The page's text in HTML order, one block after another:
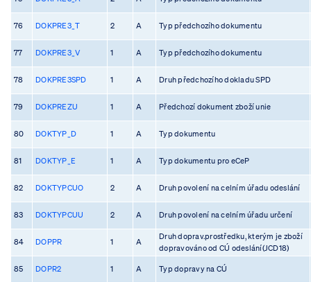
76 DOKPRE3_T 2 A Typ předchozího dokumentu
77 DOKPRE3_V 1 A Typ předchozího dokumentu
78 DOKPRE3SPD 1 A Druh předchozího dokladu SPD
79 DOKPREZU 1 A Předchozí dokument zboží unie
80 DOKTYP_D 1 A Typ dokumentu
81 DOKTYP_E 1 A Typ dokumentu pro eCeP
82 DOKTYPCUO 2 A Druh povolení na celním úřadu odeslání
83 DOKTYPCUU 2 A Druh povolení na celním úřadu určení
84 DOPPR 1 A
Druh doprav.prostředku, kterým je zboží
dopravováno od CÚ odeslání(JCD18)
85 DOPR2 1 A Typ dopravy na CÚ